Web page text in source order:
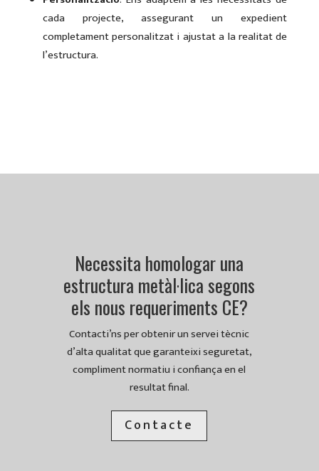
cada projecte, assegurant un expedient
completament personalitzat i ajustat a la realitat de
l’estructura.
Necessita homologar una
estructura metàl·lica segons
els nous requeriments CE?
Contacti’ns per obtenir un servei tècnic
d’alta qualitat que garanteixi seguretat,
compliment normatiu i confiança en el
resultat final.
Contacte